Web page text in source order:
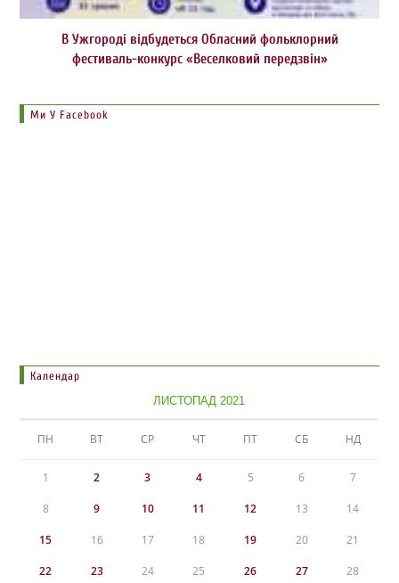
В Ужгороді відбудеться Обласний фольклорний
фестиваль-конкурс «Веселковий передзвін»
Ми У Facebook
Календар
ЛИСТОПАД 2021
ПН ВТ СР ЧТ ПТ СБ НД
1 2 3 4 5 6 7
8 9 10 11 12 13 14
15 16 17 18 19 20 21
22 23 24 25 26 27 28